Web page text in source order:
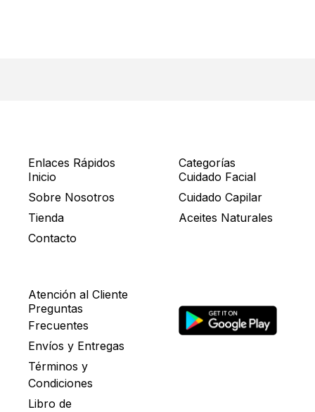
Enlaces Rápidos
Inicio
Sobre Nosotros
Tienda
Contacto
Categorías
Cuidado Facial
Cuidado Capilar
Aceites Naturales
Atención al Cliente
Preguntas
Frecuentes
Envíos y Entregas
Términos y
Condiciones
Libro de